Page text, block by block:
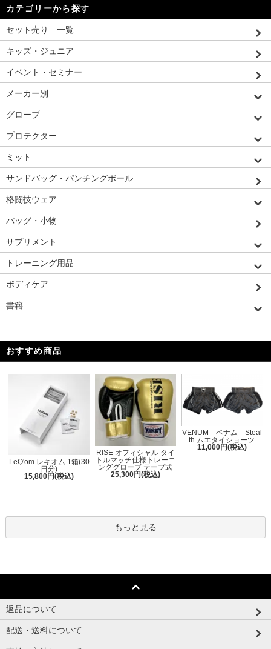
カテゴリーから探す
セット売り 一覧
キッズ・ジュニア
イベント・セミナー
メーカー別
グローブ
プロテクター
ミット
サンドバッグ・パンチングボール
格闘技ウェア
バッグ・小物
サプリメント
トレーニング用品
ボディケア
書籍
おすすめ商品
LeQ'om レキオム 1箱(30
日分)
15,800円(税込)
RISE オフィシャル タイ
トルマッチ仕様トレーニ
ンググローブ テープ式
25,300円(税込)
VENUM ベナム Steal
th ムエタイショーツ
11,000円(税込)
もっと見る
返品について
配送・送料について